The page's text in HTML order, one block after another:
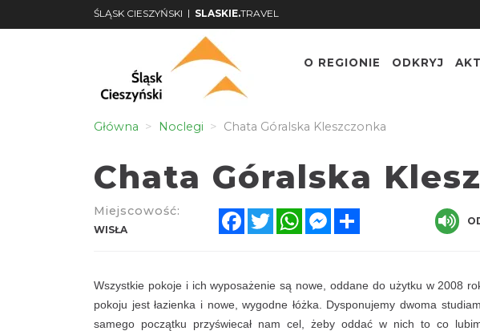
ŚLĄSK CIESZYŃSKI | SLASKIE.TRAVEL
O REGIONIE ODKRYJ
Główna Noclegi Chata Góralska Kleszczonka
Chata Góralska
Miejscowość:
WISŁA
FacebookTwitterWhatsAppMessenger
Wszystkie pokoje i ich wyposażenie są nowe, oddane do użytku w 2008
pokoju jest łazienka i nowe, wygodne łóżka. Dysponujemy dwoma
samego początku przyświecał nam cel, żeby oddać w nich to co